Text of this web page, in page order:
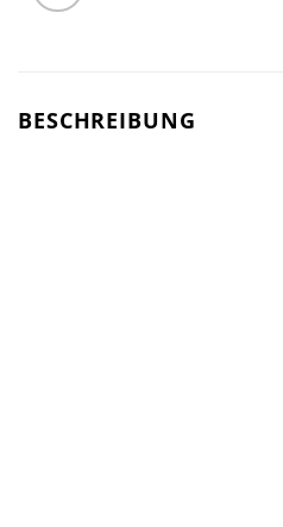
BESCHREIBUNG